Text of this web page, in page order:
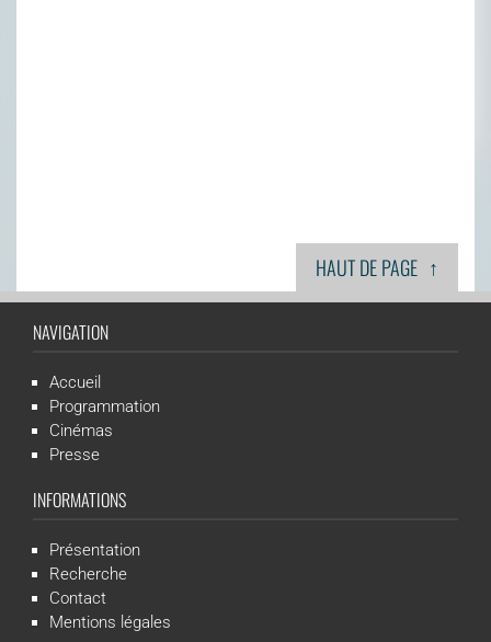
HAUT DE PAGE ↑
NAVIGATION
Accueil
Programmation
Cinémas
Presse
INFORMATIONS
Présentation
Recherche
Contact
Mentions légales